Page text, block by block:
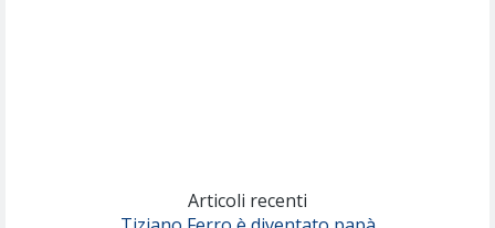
Articoli recenti